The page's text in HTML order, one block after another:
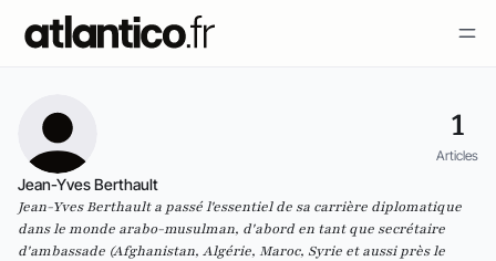
1
Articles
Jean-Yves Berthault
Jean-Yves Berthault a passé l'essentiel de sa carrière diplomatique
dans le monde arabo-musulman, d'abord en tant que secrétaire
d'ambassade (Afghanistan, Algérie, Maroc, Syrie et aussi près le